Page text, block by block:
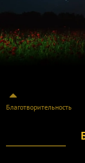
Благотворительность